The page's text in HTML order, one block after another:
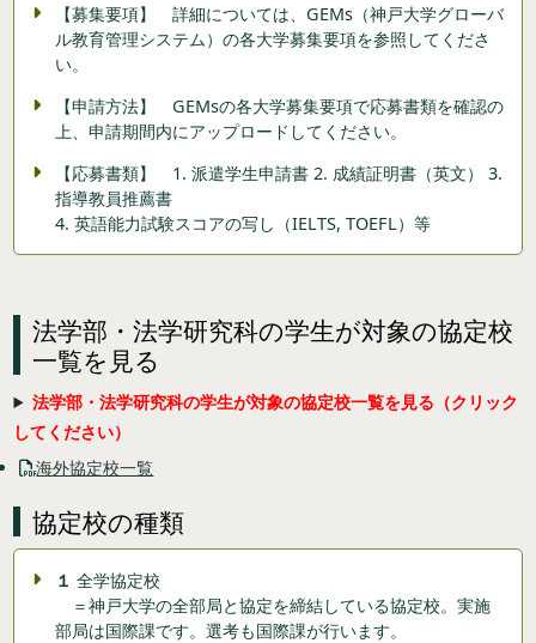
【募集要項】 詳細については、GEMs（神戸大学グローバ
ル教育管理システム）の各大学募集要項を参照してくださ
い。
【申請方法】 GEMsの各大学募集要項で応募書類を確認の
上、申請期間内にアップロードしてください。
【応募書類】 1. 派遣学生申請書 2. 成績証明書（英文） 3.
指導教員推薦書
4. 英語能力試験スコアの写し（IELTS, TOEFL）等
法学部・法学研究科の学生が対象の協定校
一覧を見る
法学部・法学研究科の学生が対象の協定校一覧を見る（クリック
してください）
海外協定校一覧
協定校の種類
１ 全学協定校
＝神戸大学の全部局と協定を締結している協定校。実施
部局は国際課です。選考も国際課が行います。